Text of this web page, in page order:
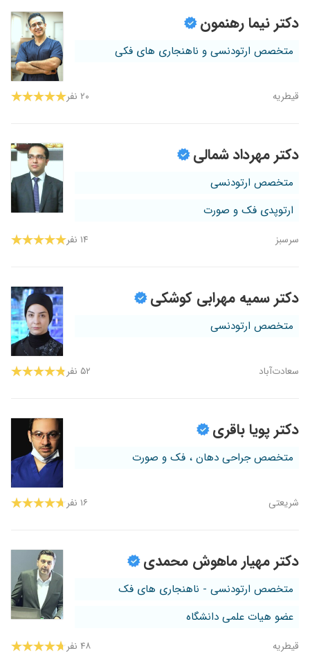
دکتر نیما رهنمون
متخصص ارتودنسی و ناهنجاری های فکی
قیطریه ۲۰ نفر
دکتر مهرداد شمالی
متخصص ارتودنسی
ارتوپدی فک و صورت
سرسبز ۱۴ نفر
دکتر سمیه مهرابی کوشکی
متخصص ارتودنسی
سعادت‌آباد ۵۲ نفر
دکتر پویا باقری
متخصص جراحی دهان ، فک و صورت
شریعتی ۱۶ نفر
دکتر مهیار ماهوش محمدی
متخصص ارتودنسی - ناهنجاری های فک
عضو هیات علمی دانشگاه
قیطریه ۴۸ نفر